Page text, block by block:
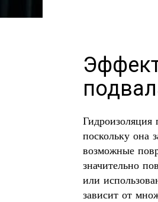
Гидроизоляция
поскольку она
возможные
значительно
или
зависит от